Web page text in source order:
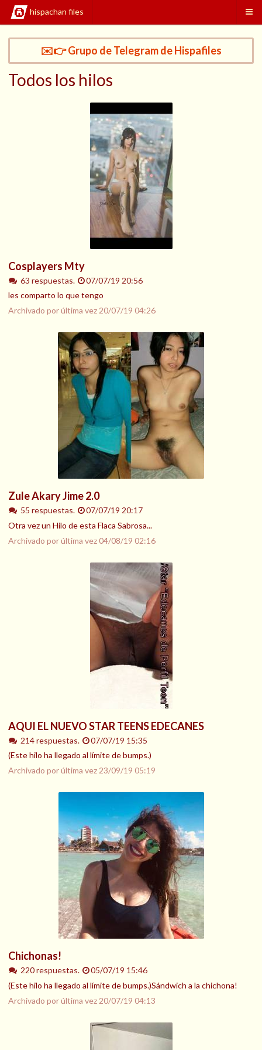
hispachan files
✉️👉 Grupo de Telegram de Hispafiles
Todos los hilos
Cosplayers Mty
63 respuestas.
07/07/19 20:56
les comparto lo que tengo
Archivado por última vez 20/07/19 04:26
Zule Akary Jime 2.0
55 respuestas.
07/07/19 20:17
Otra vez un Hilo de esta Flaca Sabrosa...
Archivado por última vez04/08/19 02:16
AQUI EL NUEVO STAR TEENS EDECANES
214 respuestas.
07/07/19 15:35
(Este hilo ha llegado al límite de bumps.)
Archivado por última vez 23/09/19 05:19
Chichonas!
220 respuestas.
05/07/19 15:46
(Este hilo ha llegado al límite de bumps.)Sándwich a la chichona!
Archivado por última vez 20/07/19 04:13